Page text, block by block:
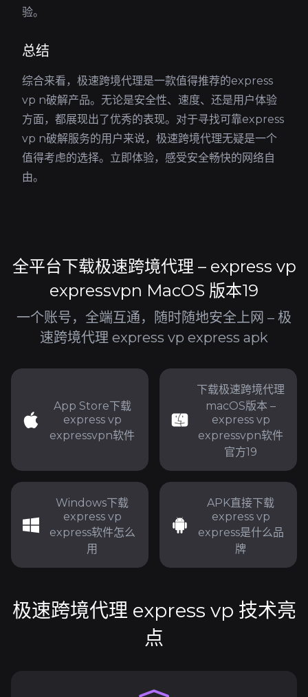
验。
总结
综合来看，极速跨境代理是一款值得推荐的express
vp n破解产品。无论是安全性、速度、还是用户体验
方面，都展现出了优秀的表现。对于寻找可靠express
vp n破解服务的用户来说，极速跨境代理无疑是一个
值得考虑的选择。立即体验，感受安全畅快的网络自
由。
全平台下载极速跨境代理 – express vp
expressvpn MacOS 版本19
一个账号，全端互通，随时随地安全上网 – 极
速跨境代理 express vp express apk
App Store下载
express vp
expressvpn软件
下载极速跨境代理
macOS版本 –
express vp
expressvpn软件
官方19
Windows下载
express vp
express软件怎么
用
APK直接下载
express vp
express是什么品
牌
极速跨境代理 express vp 技术亮
点